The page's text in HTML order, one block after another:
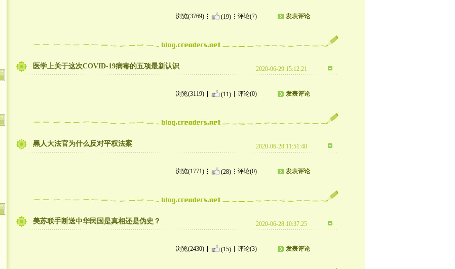
浏览(3769) (19) 评论(7) 发表评论
医学上关于这次COVID-19病毒的五项最新认识 2020-06-29 15:12:21
浏览(3119) (11) 评论(0) 发表评论
黑人大法官为什么反对平权法案 2020-06-28 11:51:48
浏览(1771) (28) 评论(0) 发表评论
美苏联手断送中华民国是真相还是伪史？ 2020-06-28 10:37:25
浏览(2430) (15) 评论(3) 发表评论